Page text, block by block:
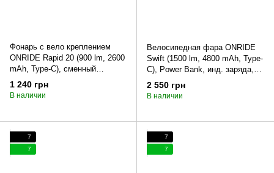
Фонарь с вело креплением
ONRIDE Rapid 20 (900 lm, 2600
mAh, Type-C), сменный
аккумулятор, алюминиевый
1 240 грн
В наличии
Велосипедная фара ONRIDE
Swift (1500 lm, 4800 mAh, Type-
C), Power Bank, инд. заряда,
алюминиевая
2 550 грн
В наличии
7
7
7
7